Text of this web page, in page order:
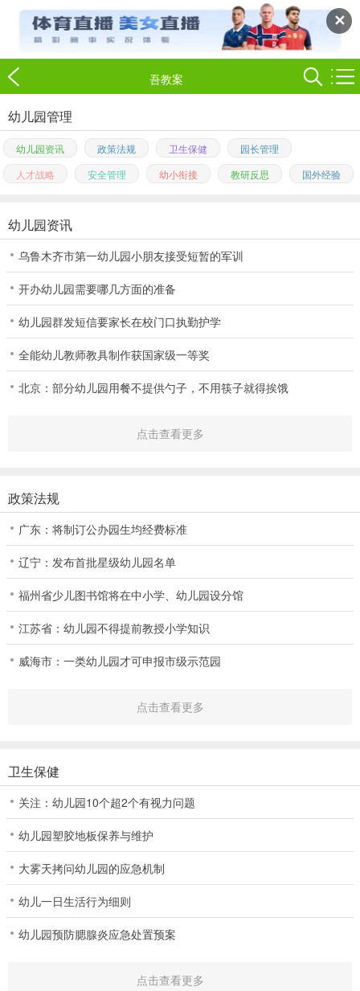
✕
吾教案
幼儿园管理
幼儿园资讯 政策法规 卫生保健
园长管理
人才战略
安全管理 幼小衔接 教研反思 国外经验
幼儿园资讯
乌鲁木齐市第一幼儿园小朋友接受短暂的军训
开办幼儿园需要哪几方面的准备
幼儿园群发短信要家长在校门口执勤护学
全能幼儿教师教具制作获国家级一等奖
北京：部分幼儿园用餐不提供勺子，不用筷子就得挨饿
点击查看更多
政策法规
广东：将制订公办园生均经费标准
辽宁：发布首批星级幼儿园名单
福州省少儿图书馆将在中小学、幼儿园设分馆
江苏省：幼儿园不得提前教授小学知识
威海市：一类幼儿园才可申报市级示范园
点击查看更多
卫生保健
关注：幼儿园10个超2个有视力问题
幼儿园塑胶地板保养与维护
大雾天拷问幼儿园的应急机制
幼儿一日生活行为细则
幼儿园预防腮腺炎应急处置预案
点击查看更多